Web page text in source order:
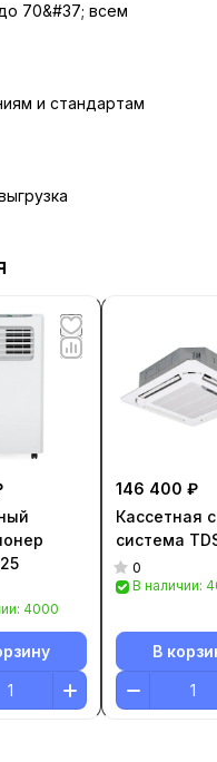
70&#37; всем
и стандартам
4000
146 400 ₽
Кассетная
система
0
В наличии:
В